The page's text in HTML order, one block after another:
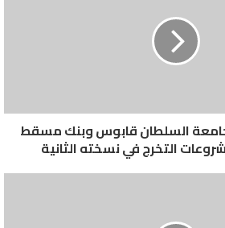
و بطاقة مصرفية
هي
محمود عثمان:
جامعة السلطان قابوس وبنك مسقط
التخرج في نسخته الثانية